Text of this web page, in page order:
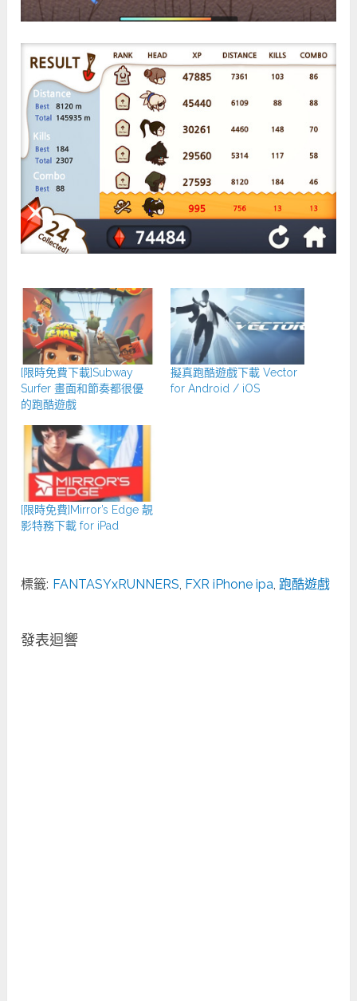
[限時免費下載]Subway
Surfer 畫面和節奏都很優
的跑酷遊戲
擬真跑酷遊戲下載 Vector
for Android / iOS
[限時免費]Mirror’s Edge 靚
影特務下載 for iPad
標籤: FANTASYxRUNNERS, FXR iPhone ipa, 跑酷遊戲
發表迴響